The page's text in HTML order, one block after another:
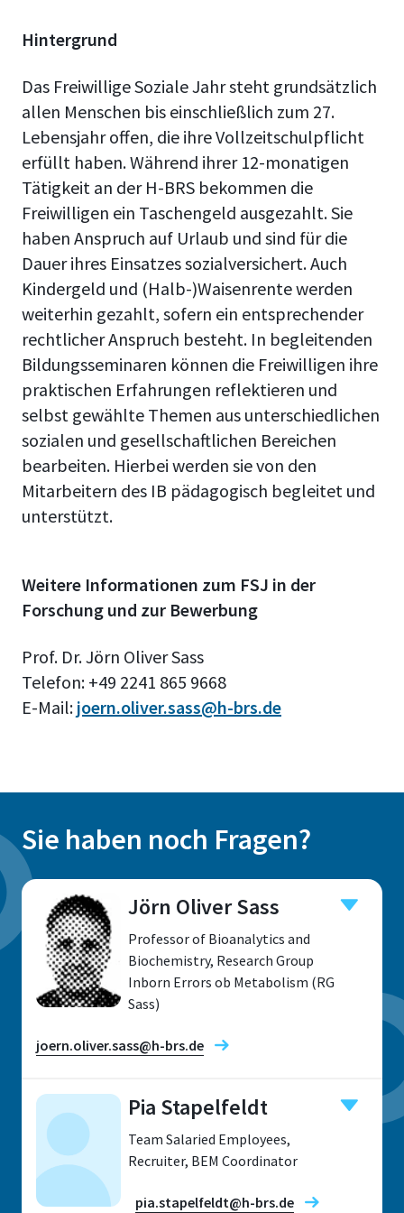
Hintergrund
Das Freiwillige Soziale Jahr steht grundsätzlich
allen Menschen bis einschließlich zum 27.
Lebensjahr offen, die ihre Vollzeitschulpflicht
erfüllt haben. Während ihrer 12-monatigen
Tätigkeit an der H-BRS bekommen die
Freiwilligen ein Taschengeld ausgezahlt. Sie
haben Anspruch auf Urlaub und sind für die
Dauer ihres Einsatzes sozialversichert. Auch
Kindergeld und (Halb-)Waisenrente werden
weiterhin gezahlt, sofern ein entsprechender
rechtlicher Anspruch besteht. In begleitenden
Bildungsseminaren können die Freiwilligen ihre
praktischen Erfahrungen reflektieren und
selbst gewählte Themen aus unterschiedlichen
sozialen und gesellschaftlichen Bereichen
bearbeiten. Hierbei werden sie von den
Mitarbeitern des IB pädagogisch begleitet und
unterstützt.
Weitere Informationen zum FSJ in der
Forschung und zur Bewerbung
Prof. Dr. Jörn Oliver Sass
Telefon: +49 2241 865 9668
E-Mail: joern.oliver.sass@h-brs.de
Sie haben noch Fragen?
Jörn Oliver Sass
Professor of Bioanalytics and
Biochemistry, Research Group
Inborn Errors ob Metabolism (RG
Sass)
joern.oliver.sass@h-brs.de
Location
Rheinbach
Pia Stapelfeldt
Team Salaried Employees,
Recruiter, BEM Coordinator
pia.stapelfeldt@h-brs.de